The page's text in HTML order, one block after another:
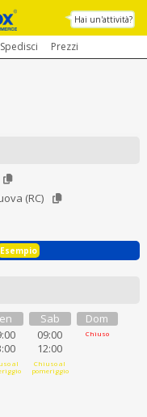
Hai un'attività?
Spedisci Prezzi
(RC)
Esempio
al
Sab
09:00
12:00
Chiuso al
pomeriggio
Dom
Chiuso